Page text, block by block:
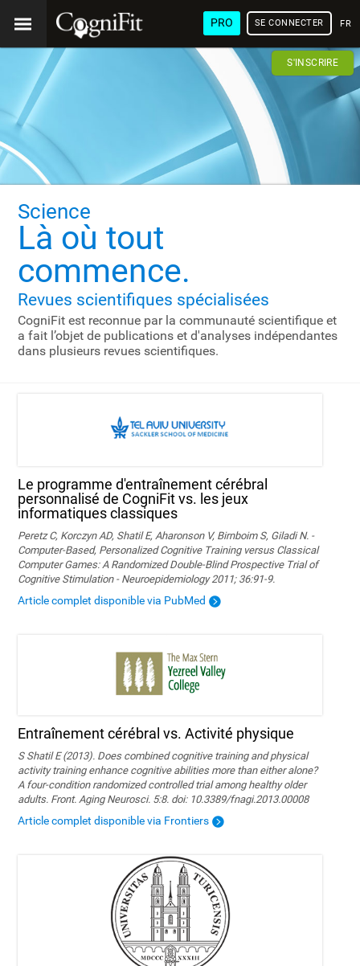
PRO SE CONNECTER
S'INSCRIRE
Science
Là où tout
commence.
Revues scientifiques spécialisées
CogniFit est reconnue par la communauté scientifique et
a fait l’objet de publications et d'analyses indépendantes
dans plusieurs revues scientifiques.
Le programme d'entraînement cérébral
personnalisé de CogniFit vs. les jeux
informatiques classiques
Peretz C, Korczyn AD, Shatil E, Aharonson V, Birnboim S, Giladi N. -
Computer-Based, Personalized Cognitive Training versus Classical
Computer Games: A Randomized Double-Blind Prospective Trial of
Cognitive Stimulation - Neuroepidemiology 2011; 36:91-9.
Article complet disponible via PubMed
Entraînement cérébral vs. Activité physique
S Shatil E (2013). Does combined cognitive training and physical
activity training enhance cognitive abilities more than either alone?
A four-condition randomized controlled trial among healthy older
adults. Front. Aging Neurosci. 5:8. doi: 10.3389/fnagi.2013.00008
Article complet disponible via Frontiers